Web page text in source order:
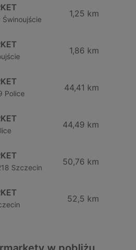
Świnoujście
1,25 km
1,86 km
Police
44,41 km
44,49 km
Szczecin
50,76 km
52,5 km